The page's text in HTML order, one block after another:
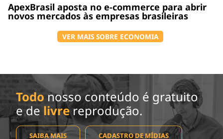
ApexBrasil aposta no e-commerce para abrir
novos mercados às empresas brasileiras
VER MAIS SOBRE ECONOMIA
Todo nosso conteúdo é gratuito
e de livrereprodução.
SAIBA MAIS CADASTRO DE MÍDIAS